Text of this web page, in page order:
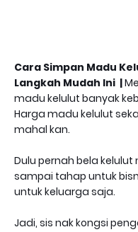
Cara Simpan Madu
Langkah Mudah Ini |
madu kelulut banyak
Harga madu kelulut
mahal kan.
Dulu pernah bela kelulut
sampai tahap untuk
untuk keluarga saja.
Jadi, sis nak kongsi